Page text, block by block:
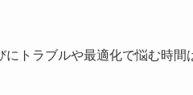
トラブルや最適化で悩む時間